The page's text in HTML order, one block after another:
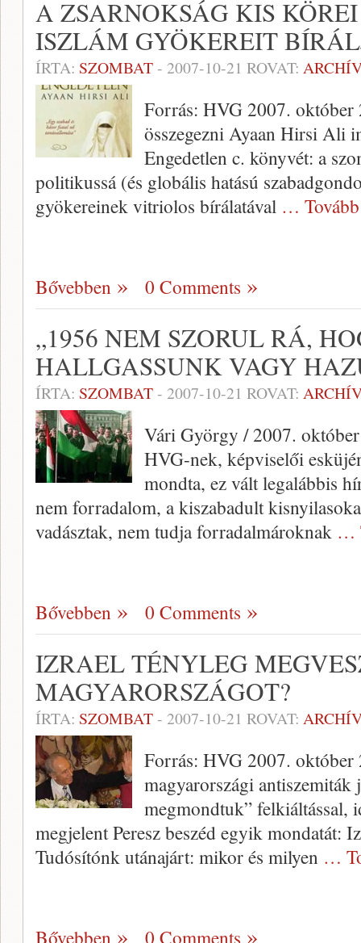
A ZSARNOKSÁG KIS
ISZLÁM GYÖKEREIT
ÍRTA: SZOMBAT- 2007-10-21 ROVAT:
Forrás: HVG 2007. október
összegezni Ayaan Hirsi Ali
Engedetlen c. könyvét: a
politikussá (és globális hatású
gyökereinek vitriolos bírálatával …
Bővebben 0 Comments
„1956 NEM SZORUL RÁ,
HALLGASSUNK VAGY
ÍRTA: SZOMBAT- 2007-10-21 ROVAT:
Vári György / 2007.
HVG-nek, képviselői
mondta, ez vált legalábbis
nem forradalom, a kiszabadult
vadásztak, nem tudja forradalmároknak …
Bővebben 0 Comments
IZRAEL TÉNYLEG
MAGYARORSZÁGOT?
ÍRTA: SZOMBAT- 2007-10-21 ROVAT:
Forrás: HVG 2007.
magyarországi antiszemiták
megmondtuk” felkiáltással,
megjelent Peresz beszéd egyik mondatát:
Tudósítónk utánajárt: mikor és milyen …
Bővebben 0 Comments